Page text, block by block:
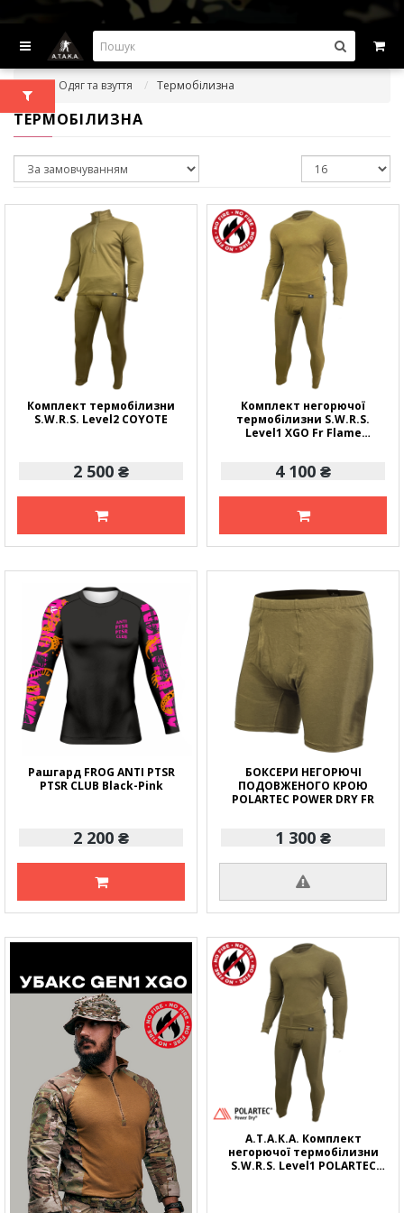
ВИГІДНІ ПРОПОЗИЦІІ — ЗНИЖКИ ДО -45%
Одяг та взуття Термобілизна
ТЕРМОБІЛИЗНА
Комплект термобілизни
S.W.R.S. Level2 COYOTE
2 500 ₴
Комплект негорючої
термобілизни S.W.R.S.
Level1 XGO Fr Flame
4 100 ₴
Рашгард FROG ANTI PTSR
PTSR CLUB Black-Pink
2 200 ₴
БОКСЕРИ НЕГОРЮЧІ
ПОДОВЖЕНОГО КРОЮ
POLARTEC POWER DRY FR
1 300 ₴
А.Т.А.К.А. Комплект
негорючої термобілизни
S.W.R.S. Level1 POLARTEC